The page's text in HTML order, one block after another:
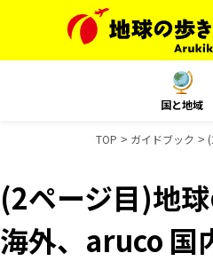
国と地域
TOP ガイドブック
(2ページ目)地
海外、aruco 国